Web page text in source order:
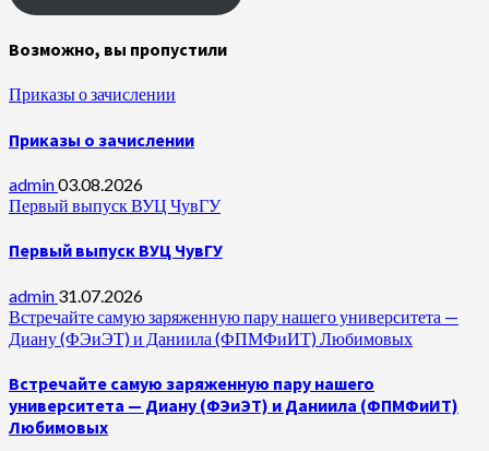
Возможно, вы пропустили
Приказы о зачислении
Приказы о зачислении
admin03.08.2026
Первый выпуск ВУЦ ЧувГУ
Первый выпуск ВУЦ ЧувГУ
admin 31.07.2026
Встречайте самую заряженную пару нашего университета —
Диану (ФЭиЭТ) и Даниила (ФПМФиИТ) Любимовых
Встречайте самую заряженную пару нашего
университета — Диану (ФЭиЭТ) и Даниила (ФПМФиИТ)
Любимовых